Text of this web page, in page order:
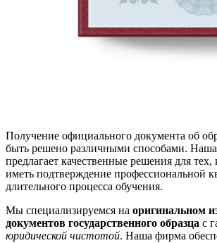
Получение официального документа об
быть решено различными способами.
предлагает качественные решения для тех,
иметь подтверждение профессиональной
длительного процесса обучения.
Мы специализируемся на оригинальном
документов государственного образца с
юридической чистотой. Наша фирма